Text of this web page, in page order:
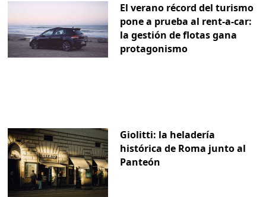
El verano récord del turismo
pone a prueba al rent-a-car:
la gestión de flotas gana
protagonismo
Giolitti: la heladería
histórica de Roma junto al
Panteón